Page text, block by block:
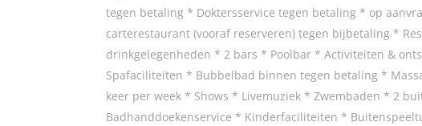
tegen betaling * Doktersservice tegen betaling * op
carterestaurant (vooraf reserveren) tegen bijbetaling *
drinkgelegenheden * 2 bars * Poolbar * Activiteiten &
Spafaciliteiten * Bubbelbad binnen tegen betaling *
keer per week * Shows * Livemuziek * Zwembaden * 2
Badhanddoekenservice * Kinderfaciliteiten *